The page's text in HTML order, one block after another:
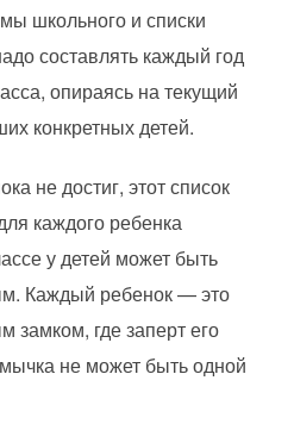
школьного и списки
составлять каждый год
опираясь на текущий
конкретных детей.
не достиг, этот список
каждого ребенка
у детей может быть
Каждый ребенок — это
замком, где заперт его
не может быть одной